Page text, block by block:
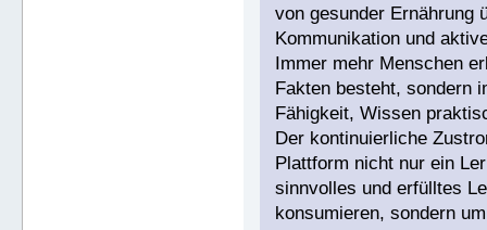
von gesunder Ernährung
Kommunikation und
Immer mehr Menschen
Fakten besteht, sondern
Fähigkeit, Wissen
Der kontinuierliche
Plattform nicht nur ein
sinnvolles und erfülltes
konsumieren, sondern